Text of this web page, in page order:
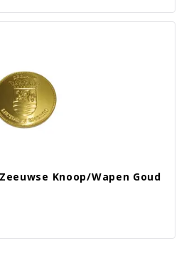
Knoop/wapen Goud